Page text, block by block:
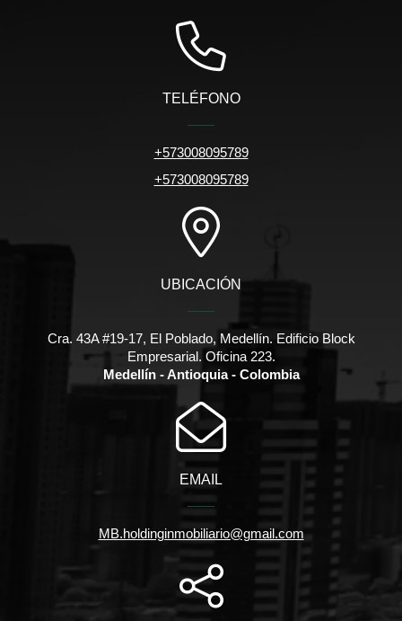
TELÉFONO
+573008095789
+573008095789
UBICACIÓN
Cra. 43A #19-17, El Poblado, Medellín. Edificio Block
Empresarial. Oficina 223.
Medellín - Antioquia - Colombia
EMAIL
MB.holdinginmobiliario@gmail.com